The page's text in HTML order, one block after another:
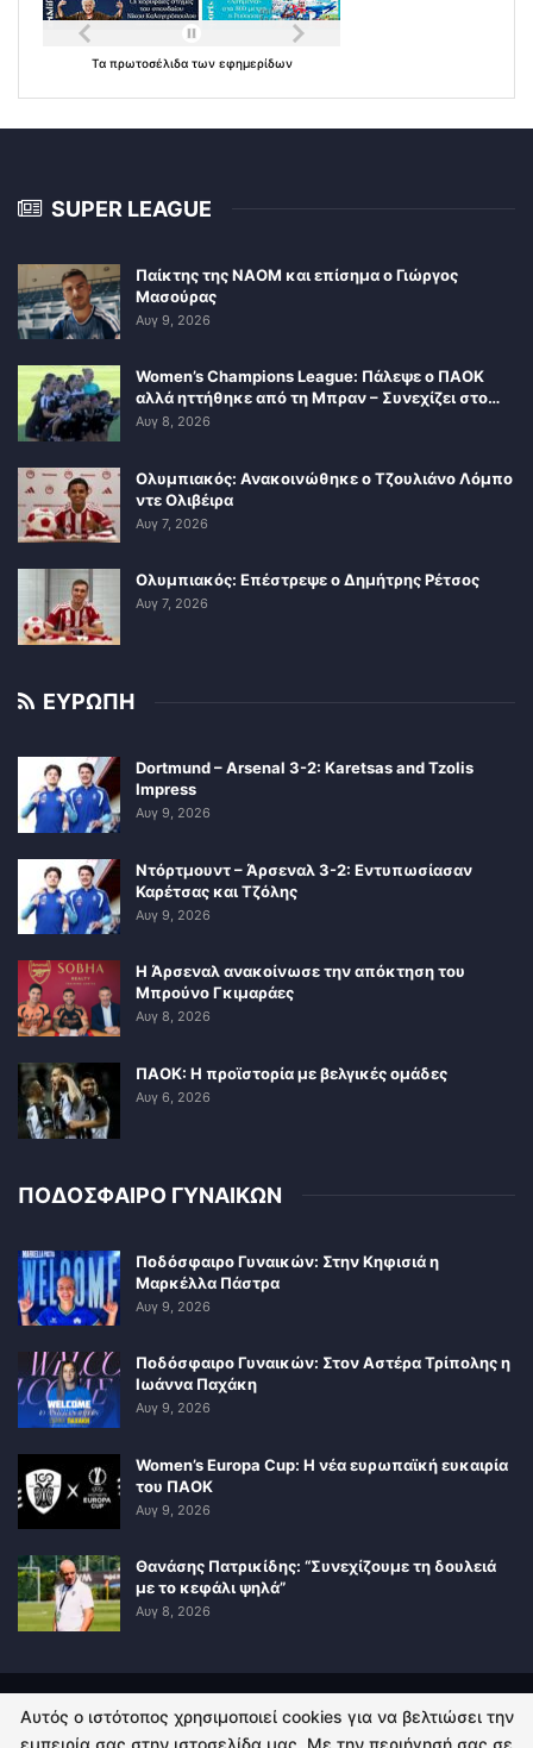
Τα πρωτοσέλιδα των εφημερίδων
SUPER LEAGUE
Παίκτης της ΝΑΟΜ και επίσημα ο Γιώργος
Μασούρας
Αυγ 9, 2026
Women’s Champions League: Πάλεψε ο ΠΑΟΚ
αλλά ηττήθηκε από τη Μπραν – Συνεχίζει στο…
Αυγ 8, 2026
Ολυμπιακός: Ανακοινώθηκε ο Τζουλιάνο Λόμπο
ντε Ολιβέιρα
Αυγ 7, 2026
Ολυμπιακός: Επέστρεψε ο Δημήτρης Ρέτσος
Αυγ 7, 2026
ΕΥΡΩΠΗ
Dortmund – Arsenal 3-2: Karetsas and Tzolis
Impress
Αυγ 9, 2026
Ντόρτμουντ – Άρσεναλ 3-2: Εντυπωσίασαν
Καρέτσας και Τζόλης
Αυγ 9, 2026
Η Άρσεναλ ανακοίνωσε την απόκτηση του
Μπρούνο Γκιμαράες
Αυγ 8, 2026
ΠΑΟΚ: Η προϊστορία με βελγικές ομάδες
Αυγ 6, 2026
ΠΟΔΟΣΦΑΙΡΟ ΓΥΝΑΙΚΩΝ
Ποδόσφαιρο Γυναικών: Στην Κηφισιά η
Μαρκέλλα Πάστρα
Αυγ 9, 2026
Ποδόσφαιρο Γυναικών: Στον Αστέρα Τρίπολης η
Ιωάννα Παχάκη
Αυγ 9, 2026
Women’s Europa Cup: Η νέα ευρωπαϊκή ευκαιρία
του ΠΑΟΚ
Αυγ 9, 2026
Θανάσης Πατρικίδης: “Συνεχίζουμε τη δουλειά
με το κεφάλι ψηλά”
Αυγ 8, 2026
ΠΟΛΙΤΙΚΗ ΑΠΟΡΡΗΤΟΥ ΕΠΙΚΟΙΝΩΝΙΑ
Αυτός ο ιστότοπος χρησιμοποιεί cookies για να βελτιώσει την
εμπειρία σας στην ιστοσελίδα μας. Με την περιήγησή σας σε